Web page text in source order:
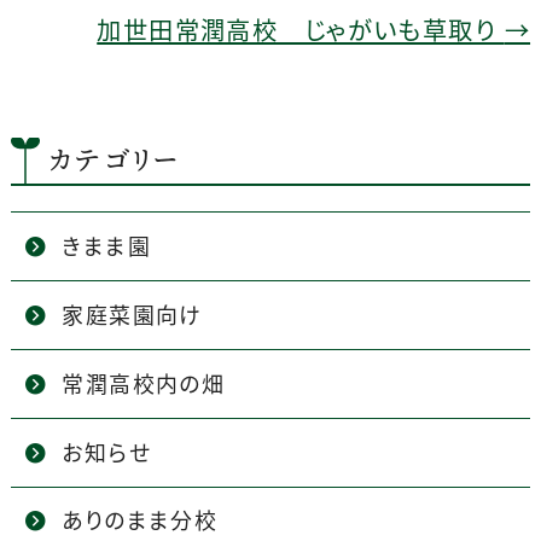
加世田常潤高校 じゃがいも草取り →
カテゴリー
きまま園
家庭菜園向け
常潤高校内の畑
お知らせ
ありのまま分校